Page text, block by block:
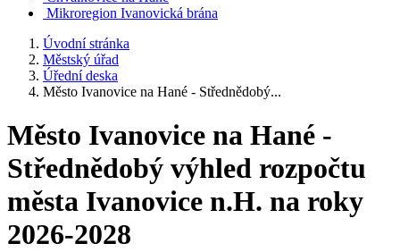
Mikroregion Ivanovická brána
Úvodní stránka
Městský úřad
Úřední deska
Město Ivanovice na Hané - Střednědobý...
Město Ivanovice na Hané -
Střednědobý výhled rozpočtu
města Ivanovice n.H. na roky
2026-2028